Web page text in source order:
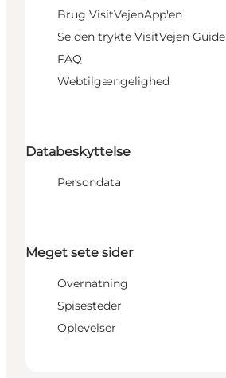
Brug VisitVejenApp'en
Se den trykte VisitVejen Guide
FAQ
Webtilgængelighed
Databeskyttelse
Persondata
Meget sete sider
Overnatning
Spisesteder
Oplevelser